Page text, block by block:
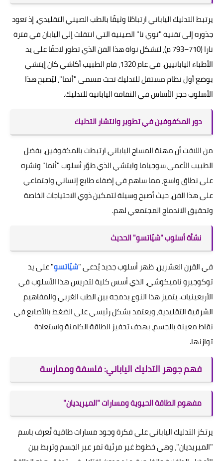
يرتبط التدليك الياباني ارتباطًا وثيقًا بالطب الصيني التقليدي، إذ تعود
جذوره إلى تقنية "توي نا" الصينية التي انتقلت إلى اليابان في فترة
نارا (710–793 م)، لتشكل نواة هذا الفن الذي تطور لاحقًا على يد
الأطباء اليابانيين. في عام 1320، قام الطبيب أكاشي كان إيتشي
بوضع أول نظام مستقل للتدليك تحت مسمى "أنما"، ليُصبح هذا
الأسلوب حجر الأساس في الثقافة اليابانية للتدليك.
دور المكفوفين في تطوير وانتشار التدليك
من اللافت أن مهنة المساج الياباني ارتبطت بالمكفوفين، بفضل
الطبيب الأعمى سوجياما وايتشي الذي طوّر أسلوب "أنما" ونشره
على نطاق واسع، مما ساهم في إضفاء طابع إنساني واجتماعي
على هذا الفن، حيث أصبح وسيلة لتمكين ذوي الاحتياجات الخاصة
وتحقيق الاندماج المجتمعي لهم.
نشأة أسلوب "شيّاتسو" الحديث
في القرن العشرين، ظهر أسلوب جديد يُدعى "شيّاتسو" على يد
توكوجيرو ناميكوشي، الذي أسس كلية لتدريس هذا الأسلوب في
الأربعينيات. يتميز هذا النوع بدمجه بين الطب الغربي والمفاهيم
الشرقية التقليدية، ويعتمد بشكل رئيسي على الضغط بالأصابع في
نقاط معينة بالجسم، بهدف تحفيز الطاقة الكامنة واستعادة
توازنها.
فهم جوهر التدليك الياباني: فلسفة وممارسة
مفهوم الطاقة الحيوية ومسارات "الميريديان"
يرتكز التدليك الياباني على فكرة وجود مسارات طاقية تُعرف باسم
"الميريديان"، وهي خطوط غير مرئية تمر عبر الجسم وتربط بين